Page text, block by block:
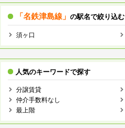
「名鉄津島線」 の駅名で絞り込む
須ヶ口
人気のキーワードで探す
分譲賃貸
仲介手数料なし
最上階